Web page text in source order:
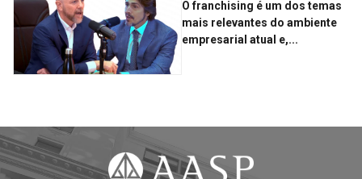
O franchising é um dos temas
mais relevantes do ambiente
empresarial atual e,...